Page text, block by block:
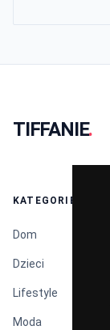
TIFFANIE.
KATEGORIE
Dom
Dzieci
Lifestyle
Moda